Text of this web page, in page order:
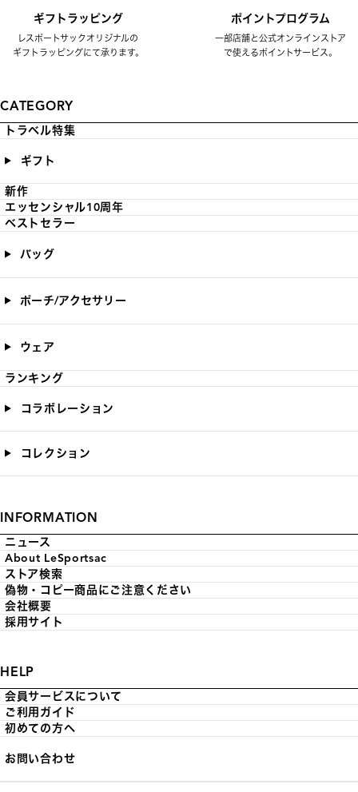
ギフトラッピング
レスポートサックオリジナルの
ギフトラッピングにて承ります。
ポイントプログラム
一部店舗と公式オンラインストア
で使えるポイントサービス。
CATEGORY
トラベル特集
ギフト
新作
エッセンシャル10周年
ベストセラー
バッグ
ポーチ/アクセサリー
ウェア
ランキング
コラボレーション
コレクション
INFORMATION
ニュース
About LeSportsac
ストア検索
偽物・コピー商品にご注意ください
会社概要
採用サイト
HELP
会員サービスについて
ご利用ガイド
初めての方へ
お問い合わせ